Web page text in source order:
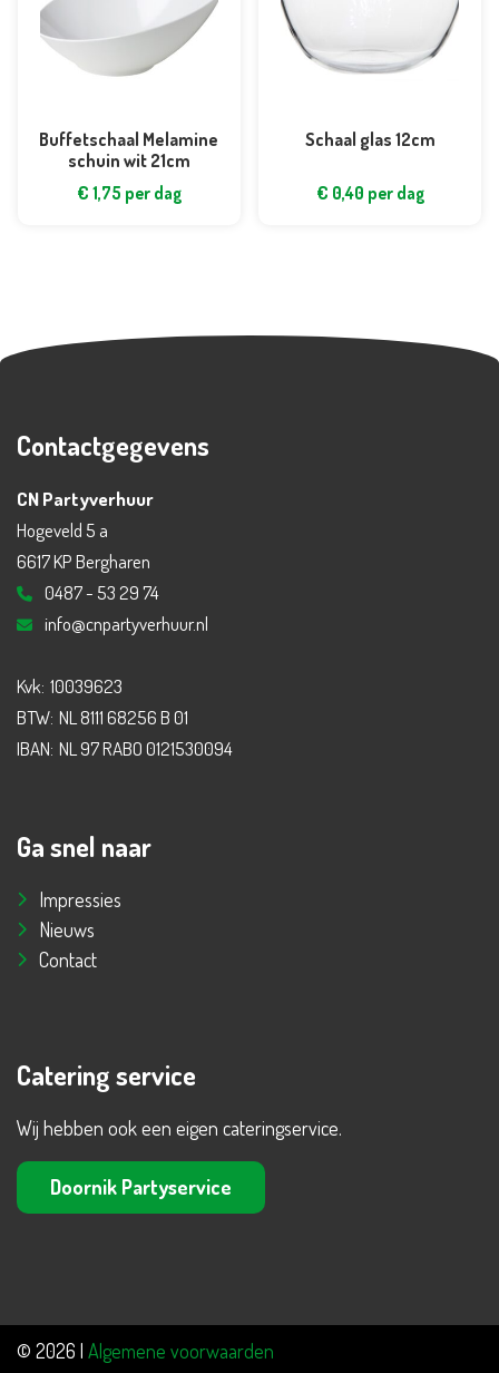
Buffetschaal Melamine
schuin wit 21cm
€ 1,75 per dag
Schaal glas 12cm
€ 0,40 per dag
Contactgegevens
CN Partyverhuur
Hogeveld 5 a
6617 KP Bergharen
0487 - 53 29 74
info@cnpartyverhuur.nl
Kvk: 10039623
BTW: NL 8111 68256 B 01
IBAN: NL 97 RABO 0121530094
Ga snel naar
Impressies
Nieuws
Contact
Catering service
Wij hebben ook een eigen cateringservice.
Doornik Partyservice
© 2026 | Algemene voorwaarden